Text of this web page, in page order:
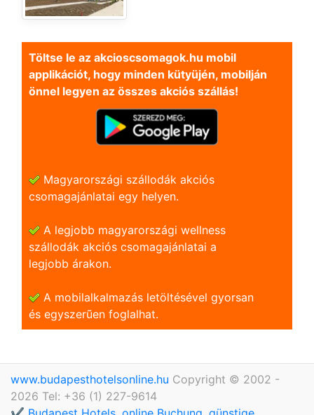
Töltse le az akcioscsomagok.hu mobil
applikációt, hogy minden kütyüjén, mobilján
önnel legyen az összes akciós szállás!
Magyarországi szállodák akciós
csomagajánlatai egy helyen.
A legjobb magyarországi wellness
szállodák akciós csomagajánlatai a
legjobb árakon.
A mobilalkalmazás letöltésével gyorsan
és egyszerũen foglalhat.
www.budapesthotelsonline.hu Copyright © 2002 -
2026 Tel: +36 (1) 227-9614